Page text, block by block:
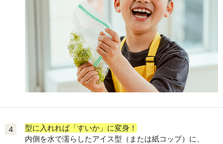
4
型に入れれば「すいか」に変身！
内側を水で濡らしたアイス型（または紙コップ）に、